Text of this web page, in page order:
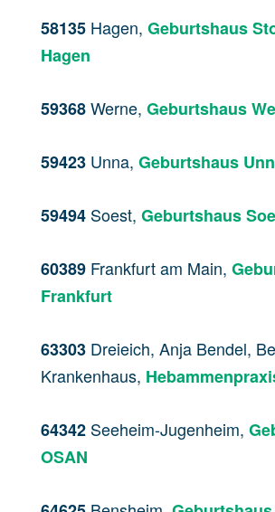
58135 Hagen, Geburtshaus
Hagen
59368Werne, Geburtshaus
59423 Unna, Geburtshaus
59494 Soest, Geburtshaus
60389 Frankfurt am Main,
Frankfurt
63303 Dreieich, Anja Bendel,
Krankenhaus,
64342 Seeheim-Jugenheim,
OSAN